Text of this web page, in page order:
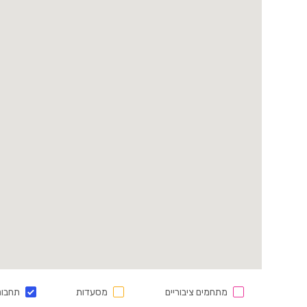
מתחמים ציבוריים מסעדות